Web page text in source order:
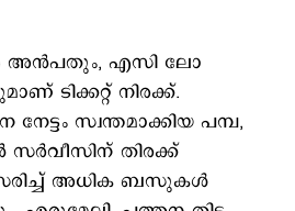
അന്‍പതും, എസി ലോ
ടിക്കറ്റ് നിരക്ക്.
സ്വന്തമാക്കിയ പമ്പ,
സര്‍വീസിന് തിരക്ക്
അധിക ബസുകള്‍